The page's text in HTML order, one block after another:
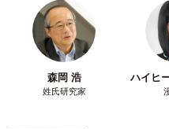
『本当は口座番号が必要な
調べしますね』
このひとことで救われた。
偉い人も出てきて奥で調べ
『ここが代行で引き落とし
森岡 浩
姓氏研究家
ハイヒ